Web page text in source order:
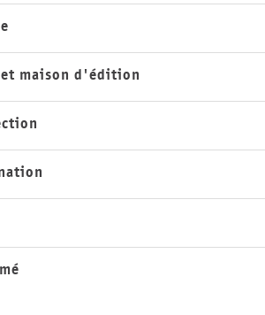
et maison d'édition